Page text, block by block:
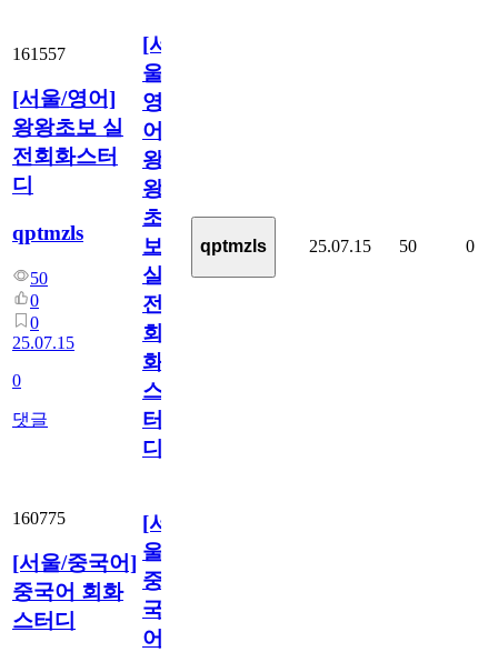
161557
[서울/영어]
왕왕초보 실
전회화스터
디
qptmzls
50
0
0
25.07.15
0
댓글
[서
울/
영
어]
왕
왕
초
보
실
전
회
화
스
터
디
qptmzls 25.07.15 50 0
160775
[서울/중국어]
중국어 회화
스터디
[서
울/
중
국
어]